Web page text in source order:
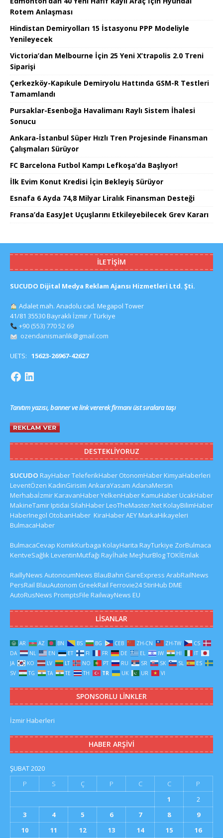
Rotem Anlaşması
Hindistan Demiryolları 15 İstasyonu PPP Modeliyle
Yenileyecek
Victoria’dan Melbourne İçin 25 Yeni X’trapolis 2.0 Treni
Siparişi
Çerkezköy-Kapıkule Demiryolu Hattında GSM-R Testleri
Tamamlandı
Pursaklar-Esenboğa Havalimanı Raylı Sistem İhalesi
Sonucu
Ankara-İstanbul Süper Hızlı Tren Projesinde Finansman
Çalışmaları Sürüyor
FC Barcelona Futbol Kampı Lefkoşa’da Başlıyor!
İlk Evim Konut Kredisi İçin Bekleyiş Sürüyor
Esnafa 6 Ayda 74,8 Milyar Liralık Finansman Desteği
Fransa’da EasyJet Uçuşlarını Etkileyebilecek Grev Kararı
İLETIŞIM
SUCUDO Dijital Medya Reklam Ajansı Hizmetleri Ltd. Şti.
Adalet mah. Anadolu cad. Megapol Tower
41/81 35530 Bayraklı İzmir / Türkiye
+90 (553) 770 52 69
ozendanismanlik@gmail.com
UETS: 15623-26967-42627
Tanıtım yazısı, banner ve link vererek firmanı üst sıralara taşı
DESTEKLIYORUZ
SUCUDO RayHaberTeleferikHaber OtonomHaberKimyaHaberleri
LeventÖzen KadinGirisim AnkaraYasam AdanaMersin
MerhabaİzmirKaravanHaberYelkenHaberKamuHaberUcakHaber
MakineTamirIptidai SilahHaberLeoTheMaster.NetKolayBilimHaber
HaberInegol OtobanHaber KiraHaberAEYMarkaHikayeleri
BulmacaHaber
BulmacaCevap KomikKurbaga KolayHarita RayTurkiye ZorBulmaca
KentveSağlıkLeventinMutfağı Rayİhale MeşhurBlogTOKİEmlak
RaillyNews AutonoumNews BlauBahn GareExpress ArabRailNews
PersRail BlauAutonom GreekRail Ferrovie24 StiriHub DME
AutoRusNews PromptsFile RailwayNews EU
LISANLAR
AR AZ BN BS BG CEB ZH-CN ZH-TW
CS
DA
NL EN ET FI FR DE EL IW HI
IT
JA
KO LV LT NO PT RU SR SK SL
ES
SV
TG TA TE TH TR UK UR VI
SPONSORLU LINKLER
İzmir Haberleri
HABER ARŞIVI
ŞUBAT 2020
P
S Ç P C C
P
1
2
3
4 5 6 7 8
9
10
11 12 13 14 15 16